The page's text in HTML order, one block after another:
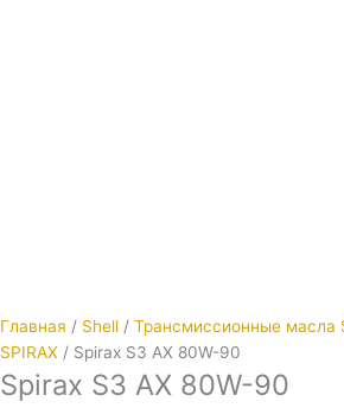
Главная / Shell / Трансмиссионные масла
SPIRAX / Spirax S3 AX 80W-90
Spirax S3 AX 80W-90